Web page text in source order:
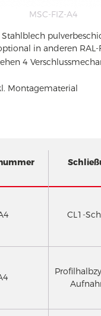
MSC-FIZ-A4
Stahlblech
in anderen
4
Montagematerial
CL1-